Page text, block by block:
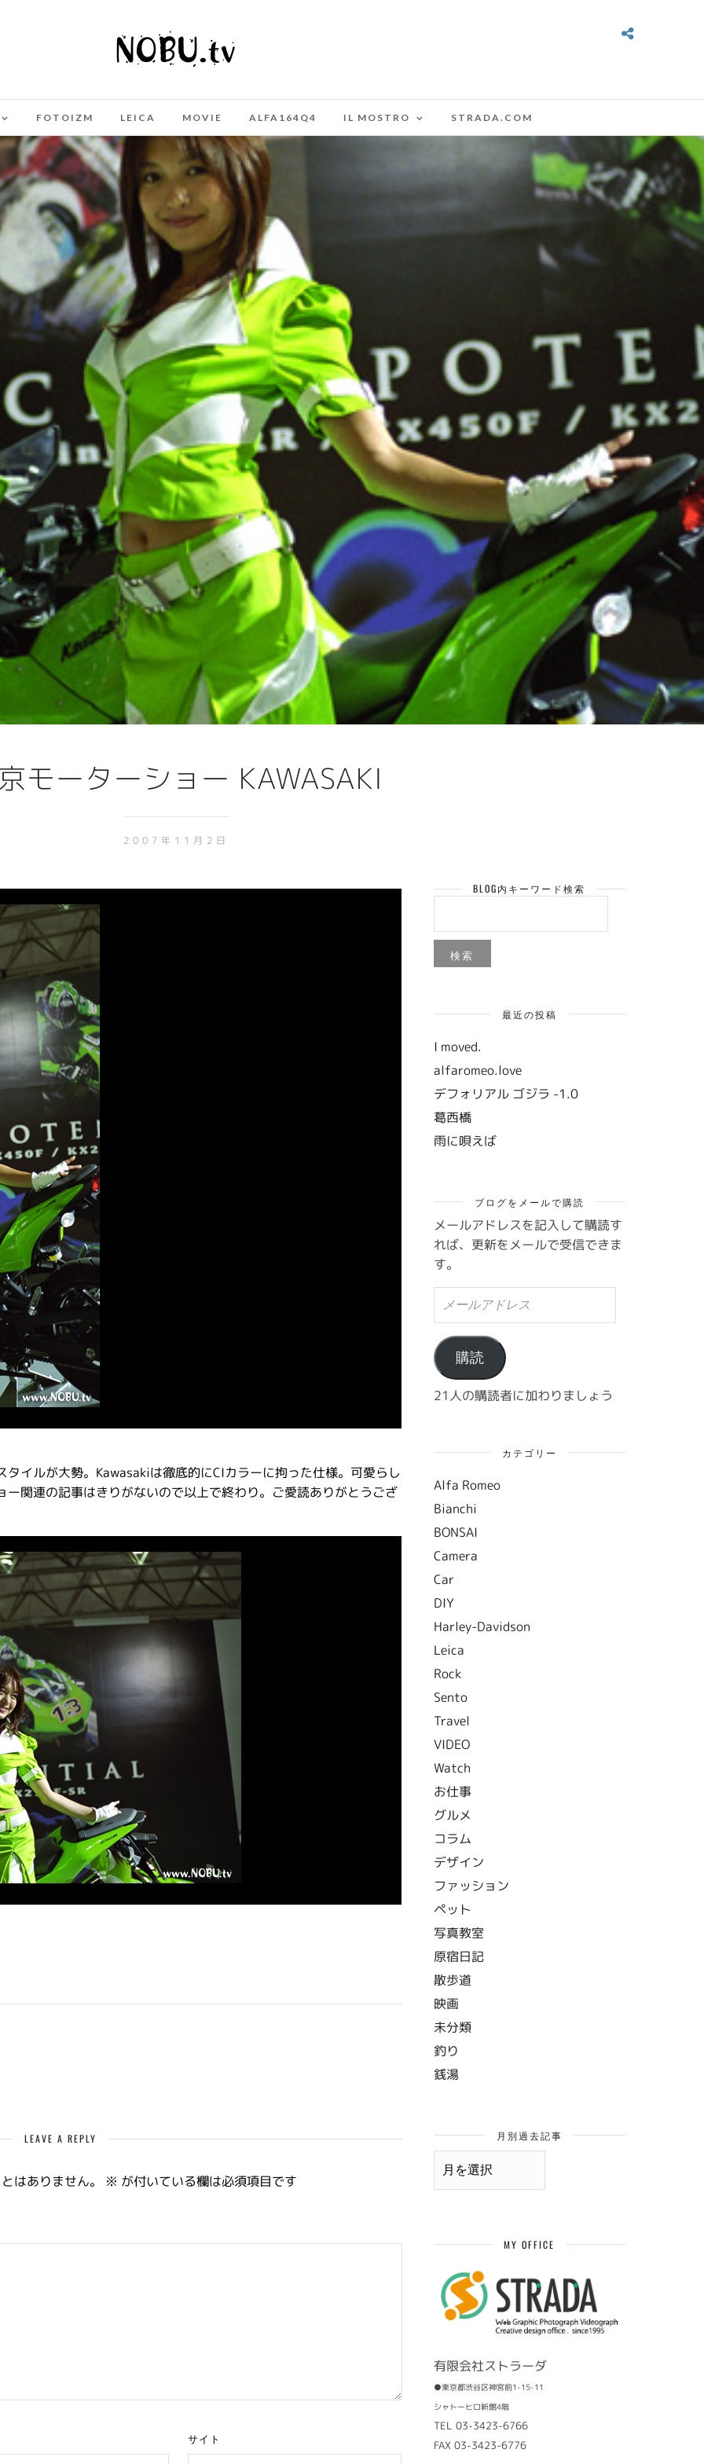
FOTOIZM LEICA MOVIE ALFA164Q4 IL MOSTRO STRADA.COM
モーターショー KAWASAKI
2007年11月2日
イルが大勢。Kawasakiは徹底的にCIカラーに拘った仕様。可愛らし
関連の記事はきりがないので以上で終わり。ご愛読ありがとうござ
LEAVE A REPLY
はありません。 ※ が付いている欄は必須項目です
サイト
BLOG内キーワード検索
最近の投稿
I moved.
alfaromeo.love
デフォリアル ゴジラ -1.0
葛西橋
雨に唄えば
ブログをメールで購読
メールアドレスを記入して購読す
れば、更新をメールで受信できま
す。
ル
ア
ド
レ
ス
購読
21人の購読者に加わりましょう
カテゴリー
Alfa Romeo
Bianchi
BONSAI
Camera
Car
DIY
Harley-Davidson
Leica
Rock
Sento
Travel
VIDEO
Watch
お仕事
グルメ
コラム
デザイン
ファッション
ペット
写真教室
原宿日記
散歩道
映画
未分類
釣り
銭湯
月別過去記事
月
MY OFFICE
有限会社ストラーダ
●東京都渋谷区神宮前1-15-11
シャトーヒロ新館4階
TEL 03-3423-6766
FAX 03-3423-6776